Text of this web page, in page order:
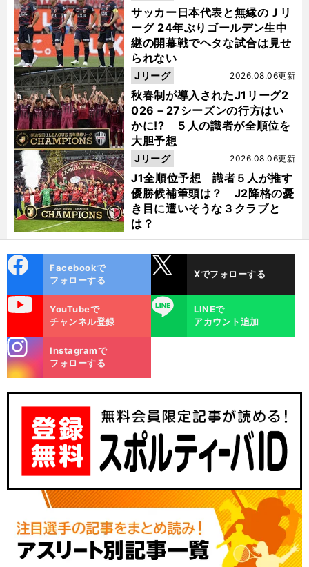
サッカー日本代表と無縁のＪリ
ーグ 24年ぶりゴールデン生中
継の開幕戦でヘタな試合は見せ
られない
秋春制が導入されたJ1リーグ2
026－27シーズンの行方はい
かに!? ５人の識者が全順位を
大胆予想
2026.08.06更新
Jリーグ
J1全順位予想 識者５人が推す
優勝候補筆頭は？ J2降格の憂
き目に遭いそうな３クラブと
は？
2026.08.06更新
Jリーグ
ok
Facebookで
フォローする
Xでフォローする
YouTubeで
チャンネル登録
LINE
LINEで
アカウント追加
m
Instagramで
フォローする